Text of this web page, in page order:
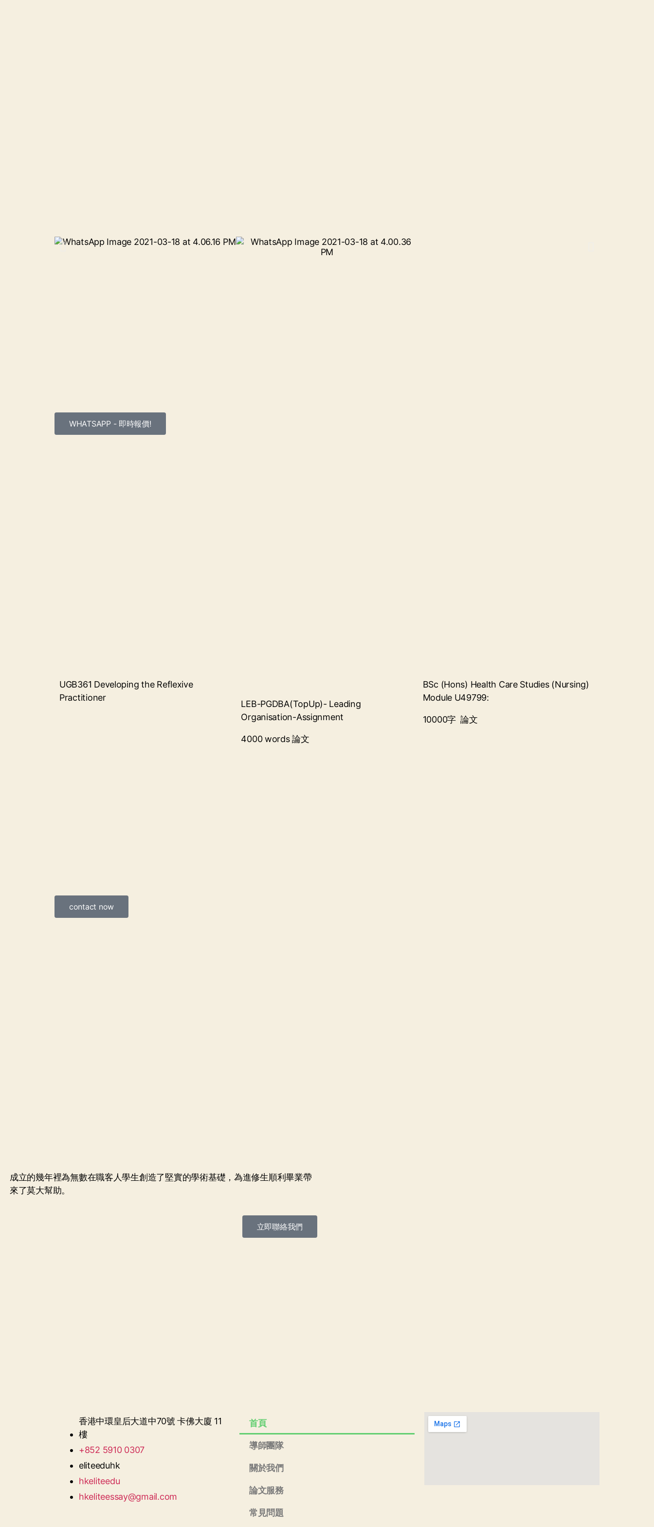
WHATSAPP - 即時報價!
UGB361 Developing the Reflexive
Practitioner
LEB-PGDBA(TopUp)- Leading
Organisation-Assignment
​4000 words 論文
BSc (Hons) Health Care Studies (Nursing)
Module U49799:
10000字 論文
contact now
成立的幾年裡為無數在職客人學生創造了堅實的學術基礎，為進修生順利畢業帶
來了莫大幫助。
立即聯絡我們
香港中環皇后大道中70號 卡佛大廈 11
樓
+852 5910 0307
eliteeduhk
hkeliteedu
hkeliteessay@gmail.com
首頁
導師團隊
關於我們
論文服務
常見問題